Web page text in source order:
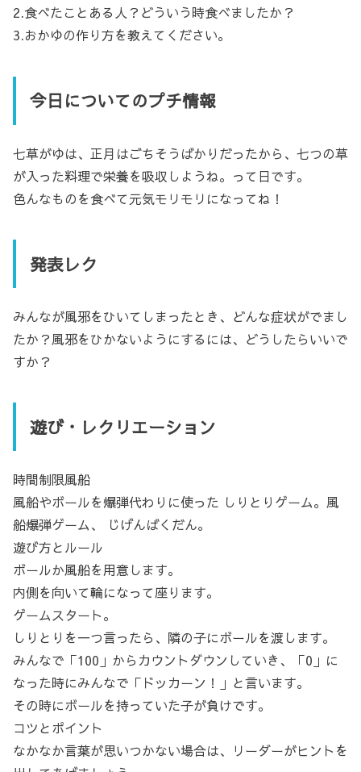
2.食べたことある人？どういう時食べましたか？
3.おかゆの作り方を教えてください。
今日についてのプチ情報
七草がゆは、正月はごちそうばかりだったから、七つの草
が入った料理で栄養を吸収しようね。って日です。
色んなものを食べて元気モリモリになってね！
発表レク
みんなが風邪をひいてしまったとき、どんな症状がでまし
たか？風邪をひかないようにするには、どうしたらいいで
すか？
遊び・レクリエーション
時間制限風船
風船やボールを爆弾代わりに使った しりとりゲーム。風
船爆弾ゲーム、 じげんばくだん。
遊び方とルール
ボールか風船を用意します。
内側を向いて輪になって座ります。
ゲームスタート。
しりとりを一つ言ったら、隣の子にボールを渡します。
みんなで「100」からカウントダウンしていき、「0」に
なった時にみんなで「ドッカーン！」と言います。
その時にボールを持っていた子が負けです。
コツとポイント
なかなか言葉が思いつかない場合は、リーダーがヒントを